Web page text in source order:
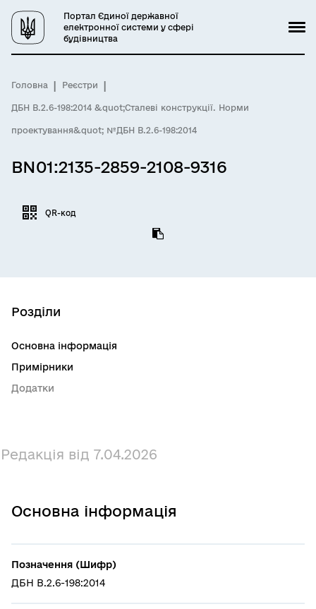
Портал Єдиної державної
електронної системи у сфері
будівництва
Головна Реєстри
ДБН В.2.6-198:2014 &quot;Сталеві конструкції. Норми
проектування&quot; №ДБН В.2.6-198:2014
BN01:2135-2859-2108-9316
QR-код
Редакція від 7.04.2026
Основна інформація
Позначення (Шифр)
ДБН В.2.6-198:2014
Розділи
Основна інформація
Примірники
Додатки